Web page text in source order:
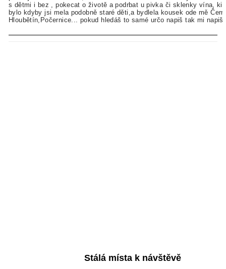
s dětmi i bez , pokecat o životě a podrbat u pivka či sklenky vína,
bylo kdyby jsi mela podobně staré děti,a bydlela kousek ode mě
Hloubětín,Počernice... pokud hledáš to samé určo napiš tak mi
Stálá místa k návštěvě